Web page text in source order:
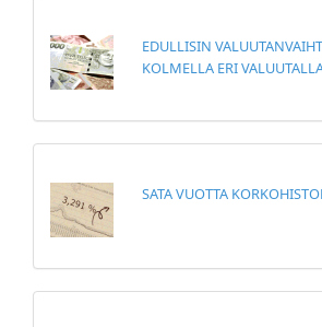
EDULLISIN
KOLMELLA ERI
SATA VUOTTA